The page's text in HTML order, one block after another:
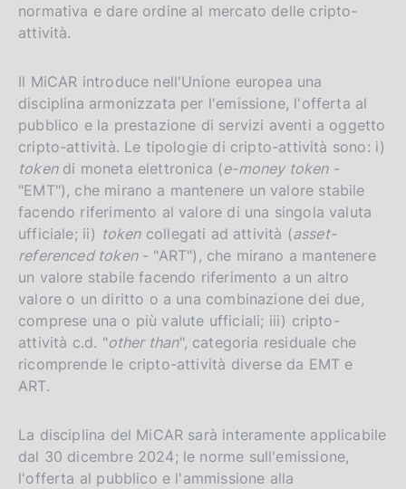
normativa e dare ordine al mercato delle cripto-
attività.
Il MiCAR introduce nell'Unione europea una
disciplina armonizzata per l'emissione, l'offerta al
pubblico e la prestazione di servizi aventi a oggetto
cripto-attività. Le tipologie di cripto-attività sono: i)
tokendi moneta elettronica (e-money token-
"EMT"), che mirano a mantenere un valore stabile
facendo riferimento al valore di una singola valuta
ufficiale; ii) tokencollegati ad attività (asset-
referenced token- "ART"), che mirano a mantenere
un valore stabile facendo riferimento a un altro
valore o un diritto o a una combinazione dei due,
comprese una o più valute ufficiali; iii) cripto-
attività c.d. "other than", categoria residuale che
ricomprende le cripto-attività diverse da EMT e
ART.
La disciplina del MiCAR sarà interamente applicabile
dal 30 dicembre 2024; le norme sull'emissione,
l'offerta al pubblico e l'ammissione alla